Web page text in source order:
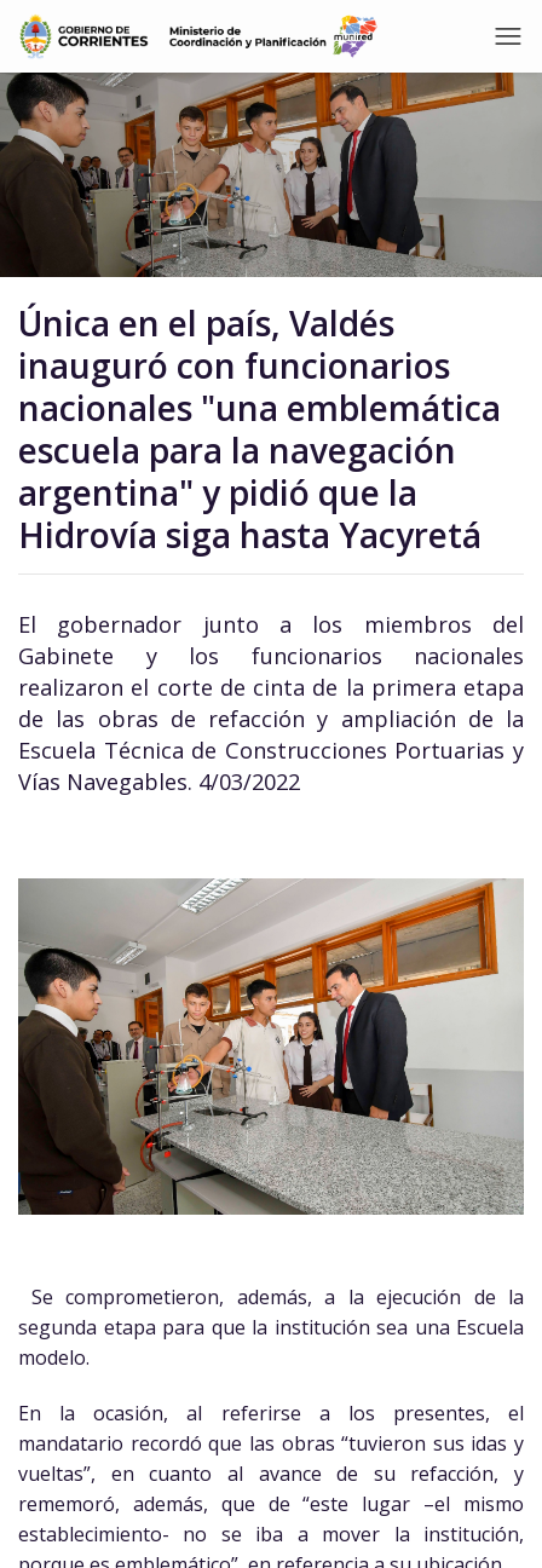
Única en el país, Valdés
inauguró con funcionarios
nacionales "una emblemática
escuela para la navegación
argentina" y pidió que la
Hidrovía siga hasta Yacyretá
El gobernador junto a los miembros del
Gabinete y los funcionarios nacionales
realizaron el corte de cinta de la primera etapa
de las obras de refacción y ampliación de la
Escuela Técnica de Construcciones Portuarias y
Vías Navegables. 4/03/2022
Se comprometieron, además, a la ejecución de la
segunda etapa para que la institución sea una Escuela
modelo.
En la ocasión, al referirse a los presentes, el
mandatario recordó que las obras “tuvieron sus idas y
vueltas”, en cuanto al avance de su refacción, y
rememoró, además, que de “este lugar –el mismo
establecimiento- no se iba a mover la institución,